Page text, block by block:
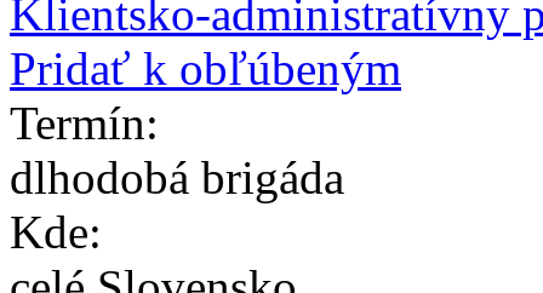
Klientsko-administratívny
Pridať k obľúbeným
Termín:
dlhodobá brigáda
Kde: